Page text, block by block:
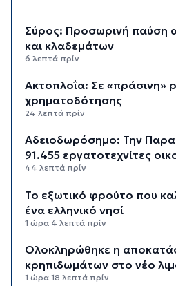
Σύρος: Προσωρινή παύση
και κλαδεμάτων
6 λεπτά πρίν
Aκτοπλοΐα: Σε «πράσινη»
χρηματοδότησης
24 λεπτά πρίν
Αδειοδωρόσημο: Την
91.455 εργατοτεχνίτες
44 λεπτά πρίν
Το εξωτικό φρούτο που
ένα ελληνικό νησί
1 ώρα 4 λεπτά πρίν
Ολοκληρώθηκε η
κρηπιδωμάτων στο νέο
1 ώρα 18 λεπτά πρίν